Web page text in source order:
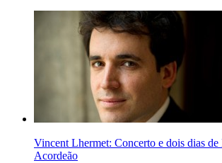
Vincent Lhermet: Concerto e dois dias de
Acordeão